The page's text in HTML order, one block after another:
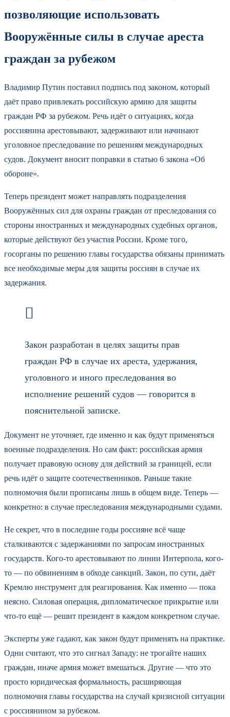
позволяющие использовать
Вооружённые силы в случае ареста
граждан за рубежом
Владимир Путин поставил подпись под законом, который
даёт право привлекать российскую армию для защиты
граждан РФ за рубежом. Речь идёт о ситуациях, когда
россиянина арестовывают, задерживают или начинают
уголовное преследование по решениям международных
судов. Документ вносит поправки в статью 6 закона «Об
обороне».
Теперь президент может направлять подразделения
Вооружённых сил для охраны граждан от преследования со
стороны иностранных и международных судебных органов,
которые действуют без участия России. Кроме того,
госорганы по решению главы государства обязаны принимать
все необходимые меры для защиты россиян в случае их
задержания.
Закон разработан в целях защиты прав
граждан РФ в случае их ареста, удержания,
уголовного и иного преследования во
исполнение решений судов — говорится в
пояснительной записке.
Документ не уточняет, где именно и как будут применяться
военные подразделения. Но сам факт: российская армия
получает правовую основу для действий за границей, если
речь идёт о защите соотечественников. Раньше такие
полномочия были прописаны лишь в общем виде. Теперь —
конкретно: в случае преследования международными судами.
Не секрет, что в последние годы россияне всё чаще
сталкиваются с задержаниями по запросам иностранных
государств. Кого-то арестовывают по линии Интерпола, кого-
то — по обвинениям в обходе санкций. Закон, по сути, даёт
Кремлю инструмент для реагирования. Как именно — пока
неясно. Силовая операция, дипломатическое прикрытие или
что-то ещё — решит президент в каждом конкретном случае.
Эксперты уже гадают, как закон будут применять на практике.
Одни считают, что это сигнал Западу: не трогайте наших
граждан, иначе армия может вмешаться. Другие — что это
просто юридическая формальность, расширяющая
полномочия главы государства на случай кризисной ситуации
с россиянином за рубежом.